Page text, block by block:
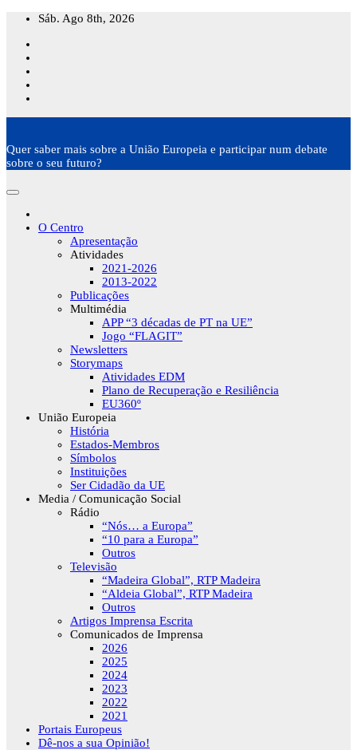
Skip
content
Sáb. Ago 8th, 2026
Quer saber mais sobre a União Europeia e participar num debate
sobre o seu futuro?
O Centro
Apresentação
Atividades
2021-2026
2013-2022
Publicações
Multimédia
APP “3 décadas de PT na UE”
Jogo “FLAGIT”
Newsletters
Storymaps
Atividades EDM
Plano de Recuperação e Resiliência
EU360º
União Europeia
História
Estados-Membros
Símbolos
Instituições
Ser Cidadão da UE
Media / Comunicação Social
Rádio
“Nós… a Europa”
“10 para a Europa”
Outros
Televisão
“Madeira Global”, RTP Madeira
“Aldeia Global”, RTP Madeira
Outros
Artigos Imprensa Escrita
Comunicados de Imprensa
2026
2025
2024
2023
2022
2021
Portais Europeus
Dê-nos a sua Opinião!